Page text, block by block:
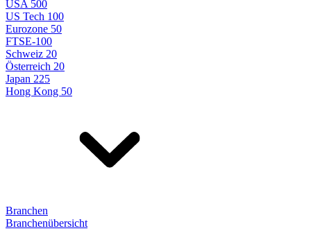
USA 500
US Tech 100
Eurozone 50
FTSE-100
Schweiz 20
Österreich 20
Japan 225
Hong Kong 50
Branchen
Branchenübersicht